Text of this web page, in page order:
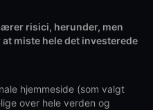
risici, herunder, men
miste hele det investerede
hjemmeside (som valgt
over hele verden og